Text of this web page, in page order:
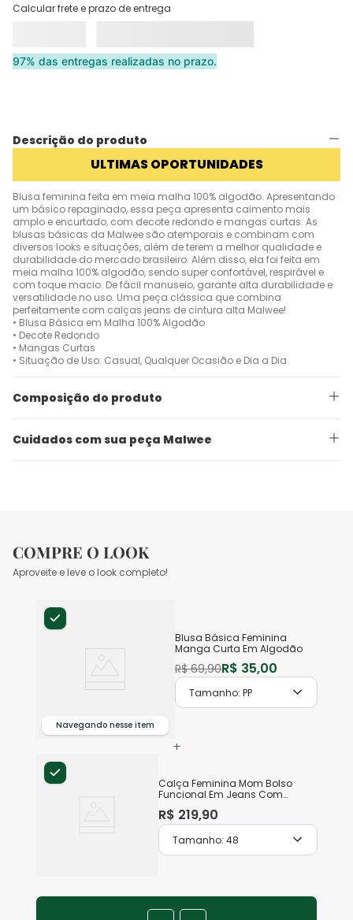
Calcular frete e prazo de entrega
97% das entregas realizadas no prazo.
Descrição do produto
ULTIMAS OPORTUNIDADES
Blusa feminina feita em meia malha 100% algodão. Apresentando
um básico repaginado, essa peça apresenta caimento mais
amplo e encurtado, com decote redondo e mangas curtas. As
blusas básicas da Malwee são atemporais e combinam com
diversos looks e situações, além de terem a melhor qualidade e
durabilidade do mercado brasileiro. Além disso, ela foi feita em
meia malha 100% algodão, sendo super confortável, respirável e
com toque macio. De fácil manuseio, garante alta durabilidade e
versatilidade no uso. Uma peça clássica que combina
perfeitamente com calças jeans de cintura alta Malwee!
• Blusa Básica em Malha 100% Algodão
• Decote Redondo
• Mangas Curtas
• Situação de Uso: Casual, Qualquer Ocasião e Dia a Dia
Composição do produto
Cuidados com sua peça Malwee
COMPRE O LOOK
Aproveite e leve o look completo!
Navegando nesse item
Blusa Básica Feminina
Manga Curta Em Algodão
R$ 69,90R$ 35,00
Tamanho: PP
+
Calça Feminina Mom Bolso
Funcional Em Jeans Com
R$ 219,90
Tamanho:48